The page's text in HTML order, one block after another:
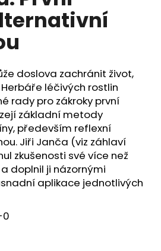
doslova zachránit život,
léčivých rostlin
rady pro zákroky první
základní metody
především reflexní
Jiři Janča (viz záhlaví
zkušenosti své více než
doplnil ji názornými
aplikace jednotlivých
HLEDAT